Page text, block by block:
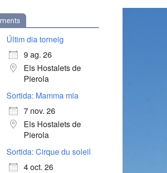
Últim dia torneig
9 ag. 26
Els Hostalets de
Pierola
Sortida: Mamma mia
7 nov. 26
Els Hostalets de
Pierola
Sortida: Cirque du soleil
4 oct. 26